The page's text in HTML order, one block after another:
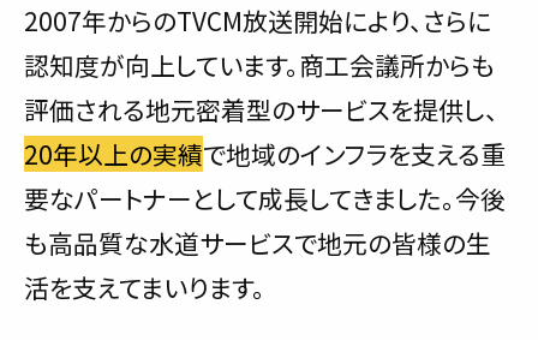
2007年からのTVCM放送開始により、さらに
認知度が向上しています。商工会議所からも
評価される地元密着型のサービスを提供し、
20年以上の実績で地域のインフラを支える重
要なパートナーとして成長してきました。今後
も高品質な水道サービスで地元の皆様の生
活を支えてまいります。